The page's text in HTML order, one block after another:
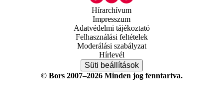
Hírarchívum
Impresszum
Adatvédelmi tájékoztató
Felhasználási feltételek
Moderálási szabályzat
Hírlevél
Süti beállítások
© Bors 2007–2026 Minden jog fenntartva.